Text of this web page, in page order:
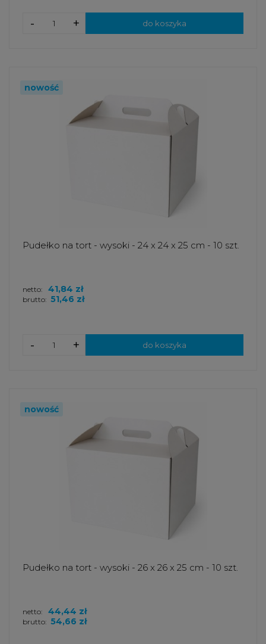
+
- do koszyka
Pudełko na tort - wysoki - 24 x 24 x 25 cm - 10 szt.
brutto: 51,46 zł
netto: 41,84 zł
+
- do koszyka
nowość
Pudełko na tort - wysoki - 26 x 26 x 25 cm - 10 szt.
brutto: 54,66 zł
netto: 44,44 zł
nowość